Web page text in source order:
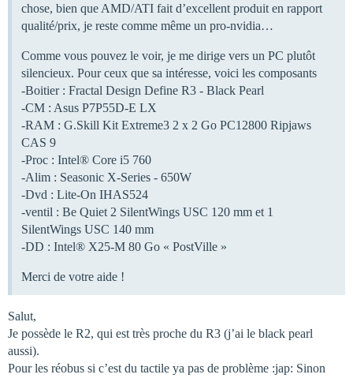
chose, bien que AMD/ATI fait d’excellent produit en rapport
qualité/prix, je reste comme même un pro-nvidia…
Comme vous pouvez le voir, je me dirige vers un PC plutôt
silencieux. Pour ceux que sa intéresse, voici les composants
-Boitier : Fractal Design Define R3 - Black Pearl
-CM : Asus P7P55D-E LX
-RAM : G.Skill Kit Extreme3 2 x 2 Go PC12800 Ripjaws
CAS 9
-Proc : Intel® Core i5 760
-Alim : Seasonic X-Series - 650W
-Dvd : Lite-On IHAS524
-ventil : Be Quiet 2 SilentWings USC 120 mm et 1
SilentWings USC 140 mm
-DD : Intel® X25-M 80 Go « PostVille »
Merci de votre aide !
Salut,
Je possède le R2, qui est très proche du R3 (j’ai le black pearl
aussi).
Pour les réobus si c’est du tactile ya pas de problème :jap: Sinon